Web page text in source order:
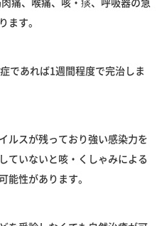
痛、喉痛、咳・痰、呼吸器の急
ます。
であれば1週間程度で完治しま
ルスが残っており強い感染力を
ていないと咳・くしゃみによる
能性があります。